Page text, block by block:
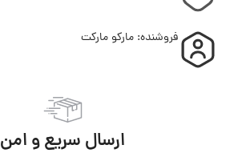
فروشنده: مارکو مارکت
ارسال سریع و امن